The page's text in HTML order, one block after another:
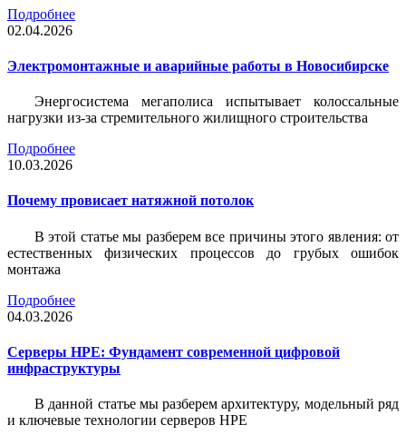
Подробнее
02.04.2026
Электромонтажные и аварийные работы в Новосибирске
Энергосистема мегаполиса испытывает колоссальные
нагрузки из-за стремительного жилищного строительства
Подробнее
10.03.2026
Почему провисает натяжной потолок
В этой статье мы разберем все причины этого явления: от
естественных физических процессов до грубых ошибок
монтажа
Подробнее
04.03.2026
Серверы HPE: Фундамент современной цифровой
инфраструктуры
В данной статье мы разберем архитектуру, модельный ряд
и ключевые технологии серверов HPE